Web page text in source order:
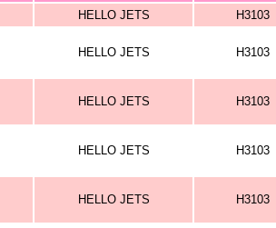
HELLO JETS H3103
HELLO JETS H3103
HELLO JETS H3103
HELLO JETS H3103
HELLO JETS H3103